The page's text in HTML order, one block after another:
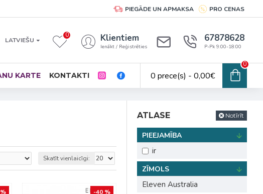
PIEGĀDE UN APMAKSA PRO CENAS
LATVIEŠU
0 Klientiem
Ienākt / Reģistrēties
67878628
P-Pk 9:00-18:00
KARTE KONTAKTI 0 prece(s) - 0,00€
0
Skatīt vienlaicīgi:
-40 %
ATLASE Notīrīt
ZĪMOLS
Eleven Australia
PIEEJAMĪBA
ir